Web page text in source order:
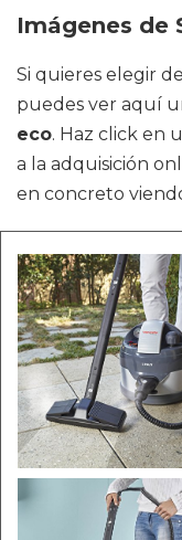
Imágenes de
Si quieres elegir
puedes ver aquí
eco. Haz click en
a la adquisición
en concreto